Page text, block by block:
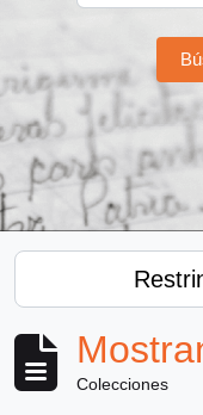
Colecciones